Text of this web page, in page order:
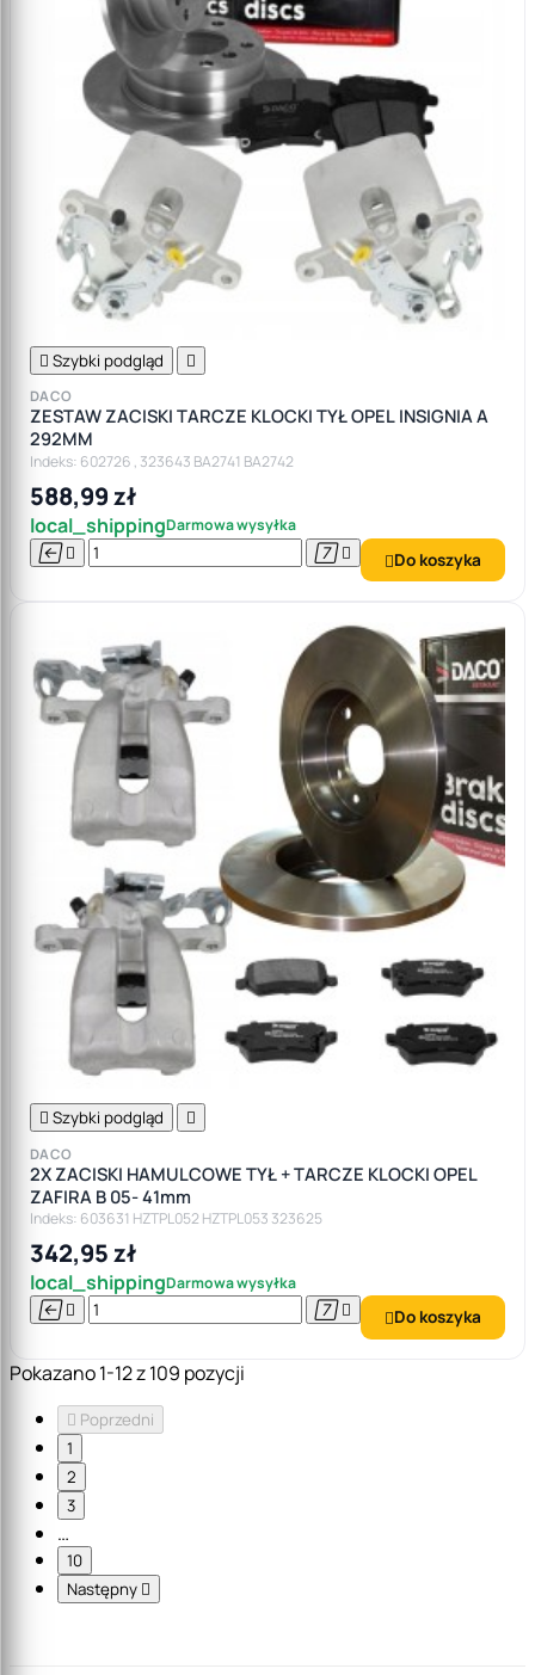
 Szybki podgląd 
DACO
ZESTAW ZACISKI TARCZE KLOCKI TYŁ OPEL INSIGNIA A
292MM
Indeks: 602726 , 323643 BA2741 BA2742
588,99 zł
local_shippingDarmowa wysyłka
    Do koszyka
 Szybki podgląd 
DACO
2X ZACISKI HAMULCOWE TYŁ + TARCZE KLOCKI OPEL
ZAFIRA B 05- 41mm
Indeks: 603631 HZTPL052 HZTPL053 323625
342,95 zł
local_shippingDarmowa wysyłka
    Do koszyka
Pokazano 1-12 z 109 pozycji
 Poprzedni
1
2
3
…
10
Następny 